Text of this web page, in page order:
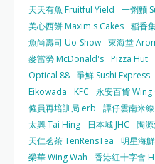
天天有魚 Fruitful Yield
一粥麵
美心西餅 Maxim's Cakes 稻香
魚尚壽司 Uo-Show 東海堂
麥當勞 McDonald's Pizza Hut
Optical 88 爭鮮 Sushi Express
Eikowada
KFC 永安百貨 Wing
僱員再培訓局 erb
譚仔雲南米
太興 Tai Hing
日本城 JHC
陶
天仁茗茶 TenRensTea
明星海
榮華 Wing Wah
香港紅十字會